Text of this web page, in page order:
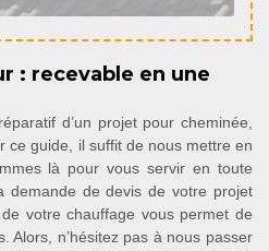
: recevable en une
d’un projet pour cheminée,
ce guide, il suffit de nous mettre en
là pour vous servir en toute
demande de devis de votre projet
votre chauffage vous permet de
Alors, n’hésitez pas à nous passer